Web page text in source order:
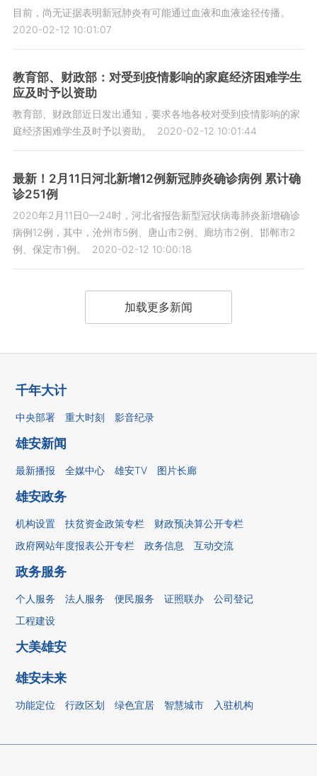
目前，尚无证据表明新冠肺炎有可能通过血液和血液途径传播。
2020-02-12 10:01:07
教育部、财政部：对受到疫情影响的家庭经济困难学生
应及时予以资助
教育部、财政部近日发出通知，要求各地各校对受到疫情影响的家
庭经济困难学生及时予以资助。
2020-02-12 10:01:44
最新！2月11日河北新增12例新冠肺炎确诊病例 累计确
诊251例
2020年2月11日0—24时，河北省报告新型冠状病毒肺炎新增确诊
病例12例，其中，沧州市5例、唐山市2例、廊坊市2例、邯郸市2
例、保定市1例。
2020-02-12 10:00:18
加载更多新闻
千年大计
中央部署 重大时刻 影音纪录
雄安新闻
最新播报 全媒中心 雄安TV 图片长廊
雄安政务
机构设置 扶贫资金政策专栏
财政预决算公开专栏
政府网站年度报表公开专栏
政务信息 互动交流
政务服务
个人服务 法人服务 便民服务 证照联办
公司登记
工程建设
大美雄安
雄安未来
功能定位 行政区划 绿色宜居 智慧城市 入驻机构